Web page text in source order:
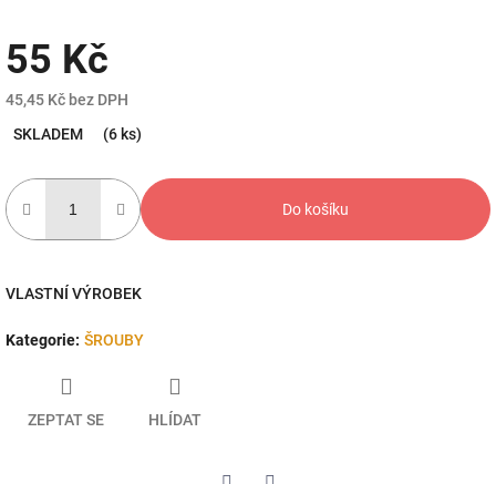
55 Kč
45,45 Kč bez DPH
cena:
SKLADEM (6 ks)
Do košíku
VLASTNÍ VÝROBEK
Kategorie: ŠROUBY
ZEPTAT SE HLÍDAT